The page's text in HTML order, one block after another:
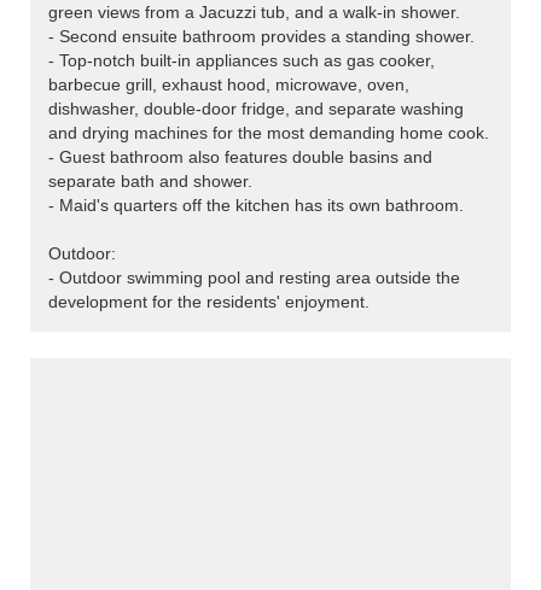
green views from a Jacuzzi tub, and a walk-in shower.
- Second ensuite bathroom provides a standing shower.
- Top-notch built-in appliances such as gas cooker,
barbecue grill, exhaust hood, microwave, oven,
dishwasher, double-door fridge, and separate washing
and drying machines for the most demanding home cook.
- Guest bathroom also features double basins and
separate bath and shower.
- Maid's quarters off the kitchen has its own bathroom.
Outdoor:
- Outdoor swimming pool and resting area outside the
development for the residents' enjoyment.